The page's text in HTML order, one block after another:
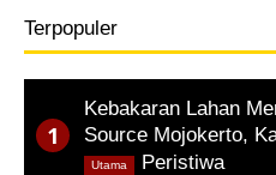
Terpopuler
Kebakaran Lahan
Source Mojokerto,
Peristiwa
Utama